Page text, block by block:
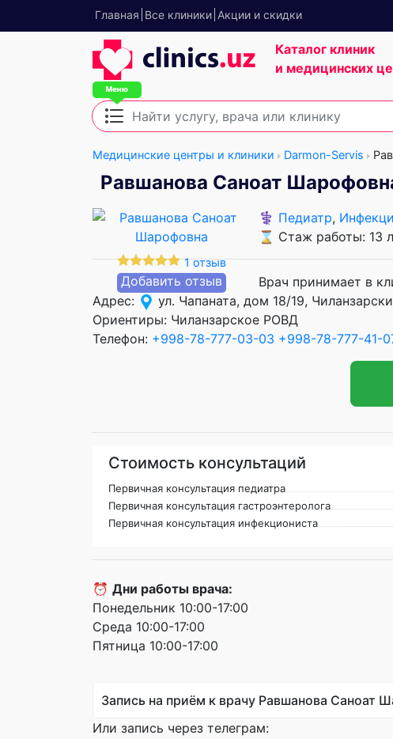
Главная Все клиники Акции и скидки
Каталог клиник
и медицинских
Медицинские центры и клиники Darmon-Servis
Равшанова Саноат
1 отзыв
Добавить отзыв
⚕️ Педиатр,
⌛ Стаж работы: 13
Врач принимает в
Адрес:
ул. Чапаната, дом 18/19,
Ориентиры: Чиланзарское РОВД
Телефон: +998-78-777-03-03 +998-78-777-41-
Стоимость консультаций
Первичная консультация педиатра
Первичная консультация гастроэнтеролога
Первичная консультация инфекциониста
⏰ Дни работы врача:
Понедельник 10:00-17:00
Среда 10:00-17:00
Пятница 10:00-17:00
Запись на приём к врачу Равшанова Саноат
Или запись через телеграм: